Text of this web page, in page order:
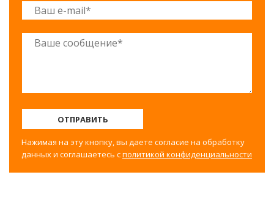
ОТПРАВИТЬ
Нажимая на эту кнопку, вы даете согласие на обработку
данных и соглашаетесь сполитикой конфиденциальности